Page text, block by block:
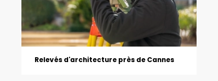
Relevés d'architecture près de Cannes